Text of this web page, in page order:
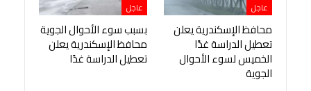
عاجل
محافظ الإسكندرية يعلن
تعطيل الدراسة غدًا
الخميس لسوء الأحوال
الجوية
عاجل
بسبب سوء الأحوال الجوية
محافظ الإسكندرية يعلن
تعطيل الدراسة غدًا